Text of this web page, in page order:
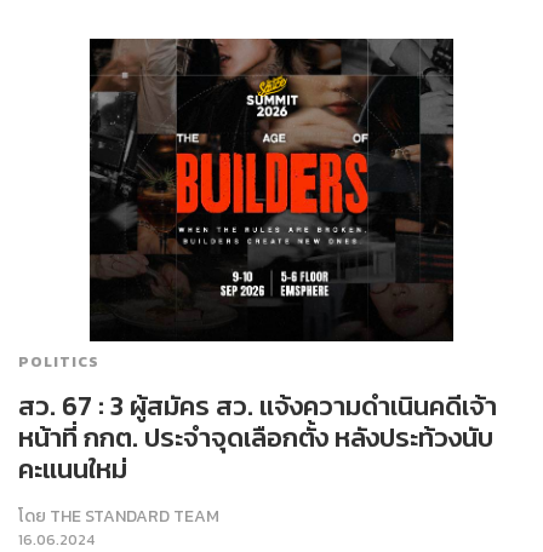
POLITICS
สว. 67 : 3 ผู้สมัคร สว. แจ้งความดำเนินคดีเจ้า
หน้าที่ กกต. ประจำจุดเลือกตั้ง หลังประท้วงนับ
คะแนนใหม่
โดย THE STANDARD TEAM
16.06.2024